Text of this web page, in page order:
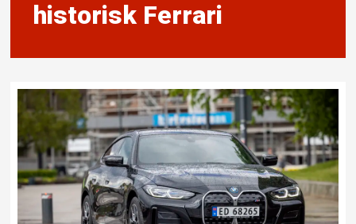
historisk Ferrari